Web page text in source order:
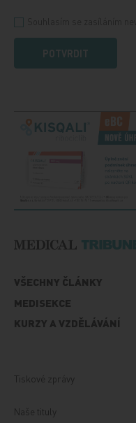
POTVRDIT
VŠECHNY ČLÁNKY
MEDISEKCE
KURZY A VZDĚLÁVÁNÍ
Tiskové zprávy
Naše tituly